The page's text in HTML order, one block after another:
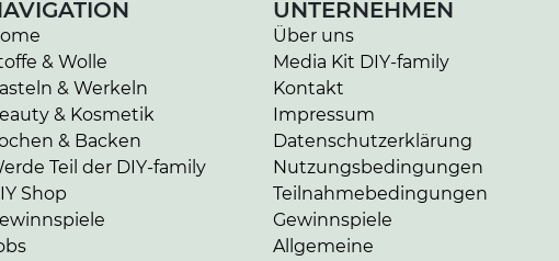
& Wolle
& Werkeln
& Kosmetik
& Backen
Teil der DIY-family
Shop
UNTERNEHMEN
Über uns
Media Kit DIY-family
Kontakt
Impressum
Datenschutzerklärung
Nutzungsbedingungen
Teilnahmebedingungen
Gewinnspiele
Allgemeine